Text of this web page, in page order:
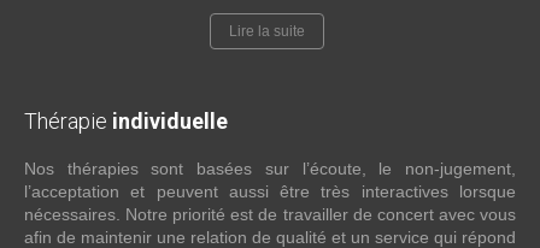
Lire la suite
Thérapie individuelle
Nos thérapies sont basées sur l’écoute, le non-jugement,
l’acceptation et peuvent aussi être très interactives lorsque
nécessaires. Notre priorité est de travailler de concert avec vous
afin de maintenir une relation de qualité et un service qui répond